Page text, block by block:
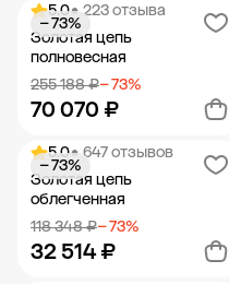
Добавить в корзину
5.0• 223 отзыва
Золотая цепь
полновесная
255 188 ₽− 73%
70 070 ₽
− 73%
Добавить в корзину
5.0• 647 отзывов
Золотая цепь
облегченная
118 348 ₽− 73%
32 514 ₽
− 73%